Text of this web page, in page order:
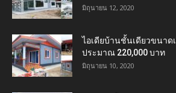
มิถุนายน 12, 2020
ไอเดียบ้านชั้นเดียวขนาด
ประมาณ 220,000 บาท
มิถุนายน 10, 2020